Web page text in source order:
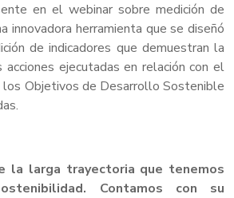
en el webinar sobre medición de
innovadora herramienta que se diseñó
de indicadores que demuestran la
acciones ejecutadas en relación con el
Objetivos de Desarrollo Sostenible
la larga trayectoria que tenemos
Contamos con su